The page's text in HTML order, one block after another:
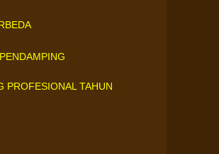
PROFESIONAL TAHUN